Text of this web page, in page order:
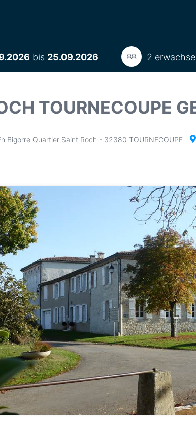
bis 25.09.2026 2
TOURNECOUPE
Bigorre Quartier Saint Roch - 32380 TOURNECOUPE